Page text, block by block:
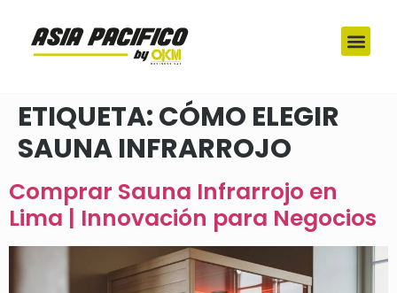
ETIQUETA:CÓMO ELEGIR
SAUNA INFRARROJO
Comprar Sauna Infrarrojo en
Lima | Innovación para Negocios